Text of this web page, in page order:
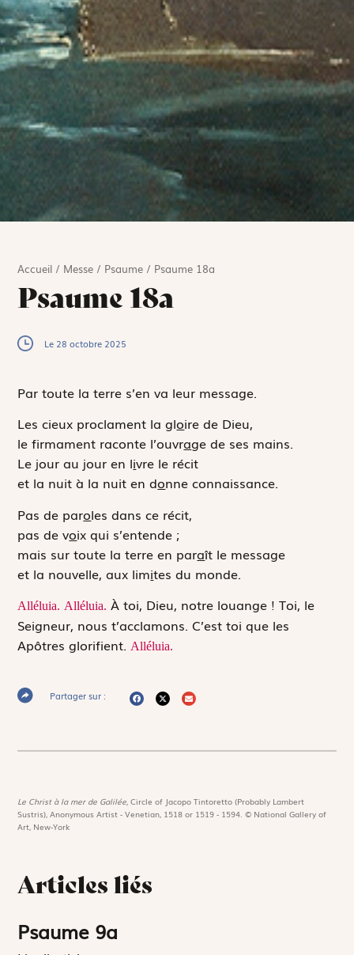
Accueil / Messe / Psaume / Psaume 18a
Psaume 18a
Le 28 octobre 2025
Par toute la terre s’en va leur message.
Les cieux proclament la gloire de Dieu,
le firmament raconte l’ouvrage de ses mains.
Le jour au jour en livre le récit
et la nuit à la nuit en donne connaissance.
Pas de paroles dans ce récit,
pas de voix qui s’entende ;
mais sur toute la terre en paraît le message
et la nouvelle, aux limites du monde.
Alléluia. Alléluia. À toi, Dieu, notre louange ! Toi, le
Seigneur, nous t’acclamons. C’est toi que les
Apôtres glorifient.Alléluia.
Partager sur :
Le Christ à la mer de Galilée,Circle of Jacopo Tintoretto (Probably Lambert
Sustris), Anonymous Artist - Venetian, 1518 or 1519 - 1594. © National Gallery of
Art, New-York
Articles liés
Psaume 9a